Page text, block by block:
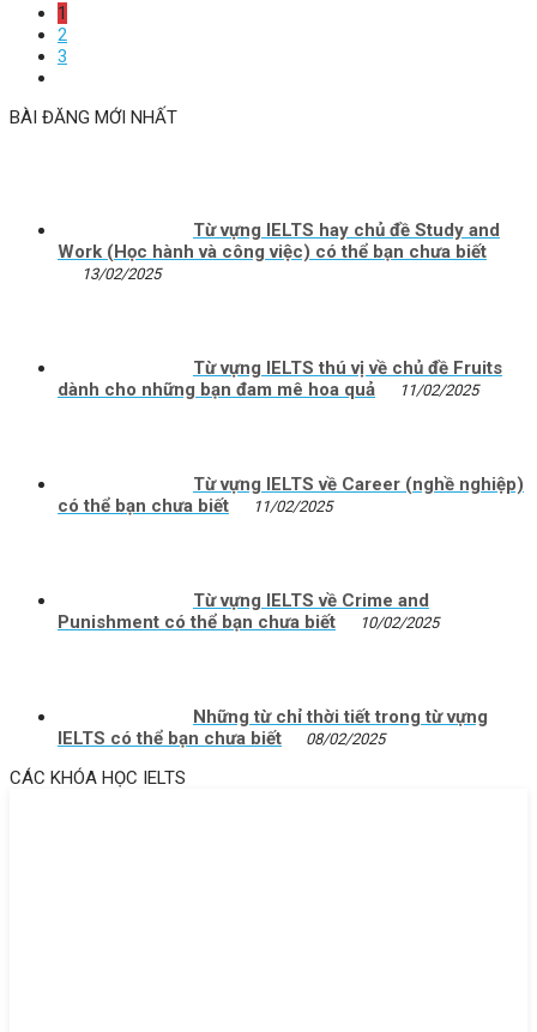
1
2
3
BÀI ĐĂNG MỚI NHẤT
Từ vựng IELTS hay chủ đề Study and
Work (Học hành và công việc) có thể bạn chưa biết
13/02/2025
Từ vựng IELTS thú vị về chủ đề Fruits
dành cho những bạn đam mê hoa quả
11/02/2025
Từ vựng IELTS về Career (nghề nghiệp)
có thể bạn chưa biết
11/02/2025
Từ vựng IELTS về Crime and
Punishment có thể bạn chưa biết
10/02/2025
Những từ chỉ thời tiết trong từ vựng
IELTS có thể bạn chưa biết
08/02/2025
CÁC KHÓA HỌC IELTS